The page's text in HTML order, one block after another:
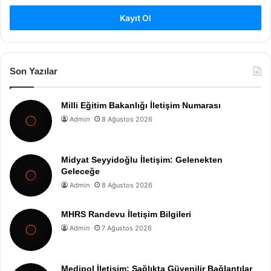
Kayıt Ol
Son Yazılar
Milli Eğitim Bakanlığı İletişim Numarası
Admin 8 Ağustos 2026
Midyat Seyyidoğlu İletişim: Gelenekten
Geleceğe
Admin 8 Ağustos 2026
MHRS Randevu İletişim Bilgileri
Admin 7 Ağustos 2026
Medipol İletişim: Sağlıkta Güvenilir Bağlantılar